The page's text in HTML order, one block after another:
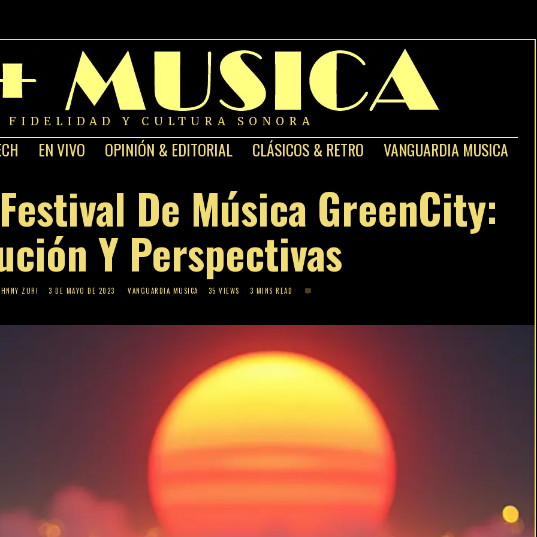
FIDELIDAD Y CULTURA SONORA
EN VIVO OPINIÓN & EDITORIAL CLÁSICOS & RETRO VANGUARDIA MUSICA
De Música GreenCity:
Y Perspectivas
ZURI 3 DE MAYO DE 2023 VANGUARDIA MUSICA 35 VIEWS 3 MINS READ